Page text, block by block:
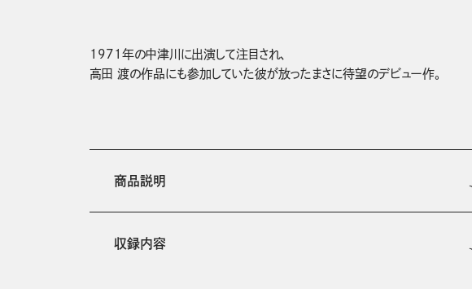
1971年の中津川に出演して注目され、
商品説明
収録内容